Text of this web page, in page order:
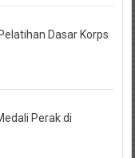
Dasar Korps
Perak di